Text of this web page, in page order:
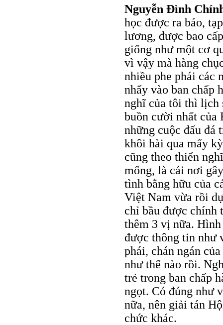
Nguyễn Đình
học được ra báo,
lương, được bao
giống như một cơ
vì vậy mà hàng
nhiều phe phái các
nhẩy vào ban chấp
nghĩ của tôi thì lịch
buồn cười nhất của
những cuộc đấu đá
khôi hài qua mấy
cũng theo thiển
mống, là cái nơi
tình bằng hữu của
Việt Nam vừa rồi
chỉ bầu được chính
thêm 3 vị nữa.
được thông tin như
phái, chán ngán
như thế nào rồi.
trẻ trong ban chấp
ngọt. Có đúng như
nữa, nên giải tán
chức khác.